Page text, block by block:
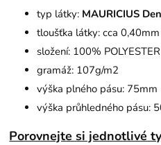
typ látky: MAURICIUS
tloušťka látky: cca 0,40mm
složení: 100% POLYESTER
gramáž: 107g/m2
výška plného pásu: 75mm
výška průhledného pásu:
Porovnejte si jednotlivé